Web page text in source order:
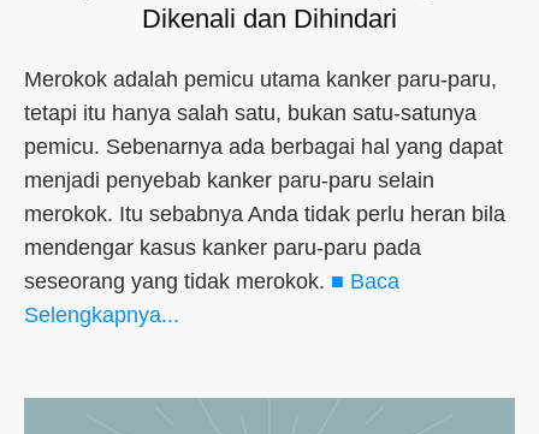
Dikenali dan Dihindari
Merokok adalah pemicu utama kanker paru-paru,
tetapi itu hanya salah satu, bukan satu-satunya
pemicu. Sebenarnya ada berbagai hal yang dapat
menjadi penyebab kanker paru-paru selain
merokok. Itu sebabnya Anda tidak perlu heran bila
mendengar kasus kanker paru-paru pada
seseorang yang tidak merokok. ■ Baca
Selengkapnya...